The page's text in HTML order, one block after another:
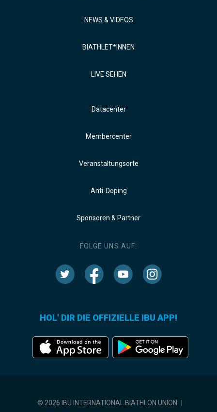
NEWS & VIDEOS
BIATHLET*INNEN
LIVE SEHEN
Datacenter
Membercenter
Veranstaltungsorte
Anti-Doping
Sponsoren & Partner
FOLGE UNS AUF:
HOL' DIR DIE OFFIZIELLE IBU APP!
© 2026 IBU INTERNATIONAL BIATHLON UNION |